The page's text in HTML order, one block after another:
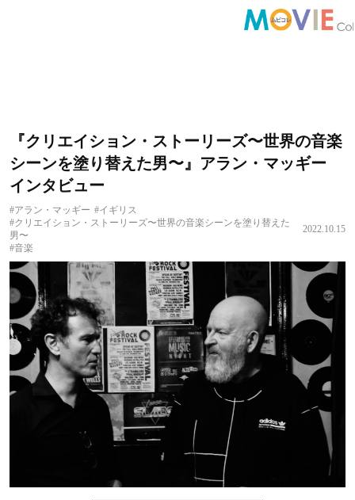
『クリエイション・ストーリーズ〜世界の音楽
シーンを塗り替えた男〜』アラン・マッギー
インタビュー
#アラン・マッギー #イギリス
#クリエイション・ストーリーズ〜世界の音楽シーンを塗り替えた
男〜
#音楽
2022.10.15